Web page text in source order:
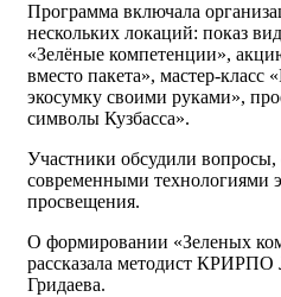
Программа включала
нескольких локаций: показ
«Зелёные компетенции»,
вместо пакета», мастер-класс
экосумку своими руками»,
символы Кузбасса».
Участники обсудили вопросы,
современными технологиями
просвещения.
О формировании «Зеленых
рассказала методист
Гридаева.